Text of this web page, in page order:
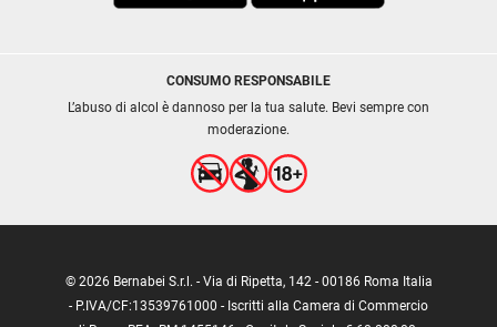
CONSUMO RESPONSABILE
L’abuso di alcol è dannoso per la tua salute. Bevi sempre con
moderazione.
© 2026 Bernabei S.r.l. - Via di Ripetta, 142 - 00186 Roma Italia
- P.IVA/CF:13539761000 - Iscritti alla Camera di Commercio